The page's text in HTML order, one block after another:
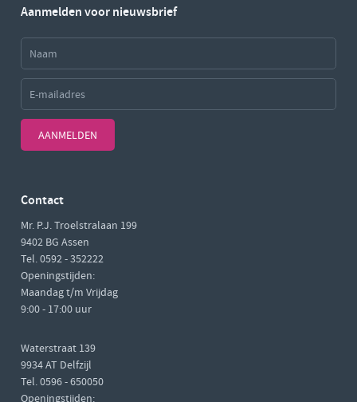
Aanmelden voor nieuwsbrief
AANMELDEN
Contact
Mr. P.J. Troelstralaan 199
9402 BG Assen
Tel. 0592 - 352222
Openingstijden:
Maandag t/m Vrijdag
9:00 - 17:00 uur
Waterstraat 139
9934 AT Delfzijl
Tel. 0596 - 650050
Openingstijden: